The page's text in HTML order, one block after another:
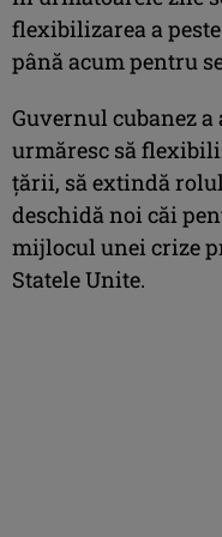
flexibilizarea a
până acum pentru
Guvernul cubanez a
urmăresc să
ţării, să extindă
deschidă noi căi
mijlocul unei crize
Statele Unite.